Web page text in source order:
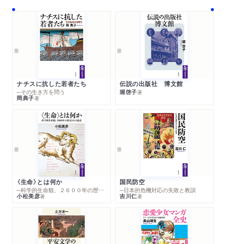
ナチスに抗した若者たち
─その生き方を問う
岡典子著
伝説の出版社 博文館
堀啓子著
〈生命〉とは何か
─科学的生命観、２６００年の歴史とその超克
小松美彦著
国民防空
─日本的危機対応の失敗と教訓
吉川仁著